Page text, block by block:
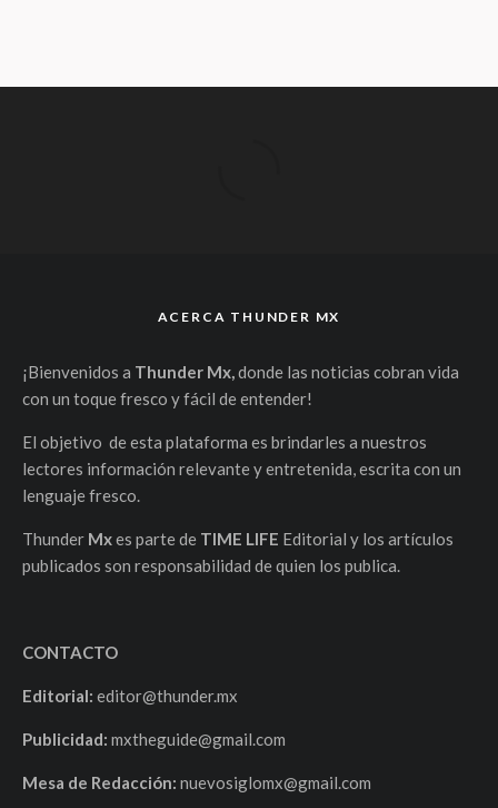
ACERCA THUNDER MX
¡Bienvenidos a Thunder Mx,donde las noticias cobran vida
con un toque fresco y fácil de entender!
El objetivo de esta plataforma es brindarles a nuestros
lectores información relevante y entretenida, escrita con un
lenguaje fresco.
Thunder Mxes parte de TIME LIFE Editorial y los artículos
publicados son responsabilidad de quien los publica.
CONTACTO
Editorial: editor@thunder.mx
Publicidad: mxtheguide@gmail.com
Mesa de Redacción: nuevosiglomx@gmail.com